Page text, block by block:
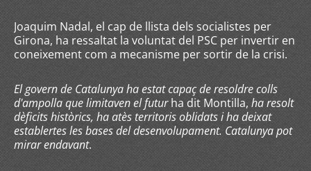
Joaquim Nadal, el cap de llista dels socialistes per
Girona, ha ressaltat la voluntat del PSC per invertir en
coneixement com a mecanisme per sortir de la crisi.
El govern de Catalunya ha estat capaç de resoldre colls
d'ampolla que limitaven el futurha dit Montilla, ha resolt
dèficits històrics, ha atès territoris oblidats i ha deixat
establertes les bases del desenvolupament. Catalunya pot
mirar endavant.